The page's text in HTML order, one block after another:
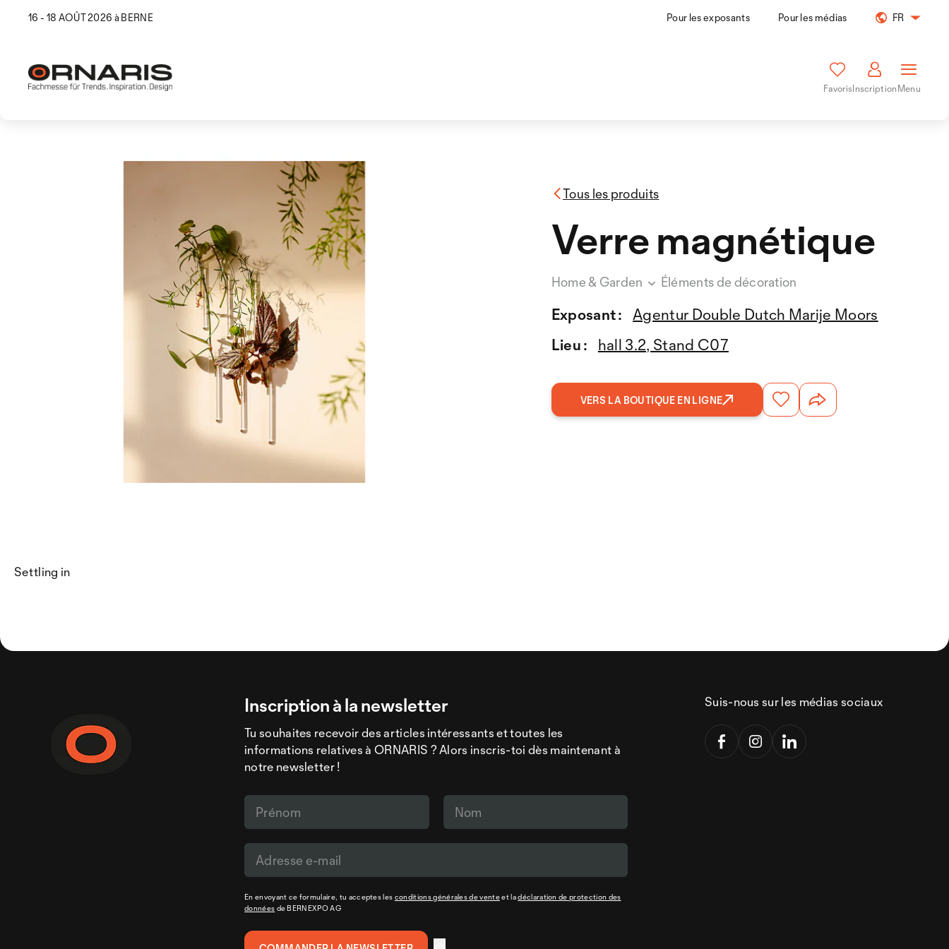
16 - 18 AOÛT 2026 à BERNE Pour les exposants Pour les médias FR
FavorisInscriptionMenu
Tous les produits
Verre magnétique
Home & Garden Éléments de décoration
Exposant :
Agentur Double Dutch Marije Moors
Lieu :
hall 3.2, Stand C07
VERS LA BOUTIQUE EN LIGNE
Settling in
Inscription à la newsletter
Tu souhaites recevoir des articles intéressants et toutes les
informations relatives à ORNARIS ? Alors inscris-toi dès maintenant à
notre newsletter !
En envoyant ce formulaire, tu acceptes les conditions générales de venteet ladéclaration de protection des
données de BERNEXPO AG
Suis-nous sur les médias sociaux